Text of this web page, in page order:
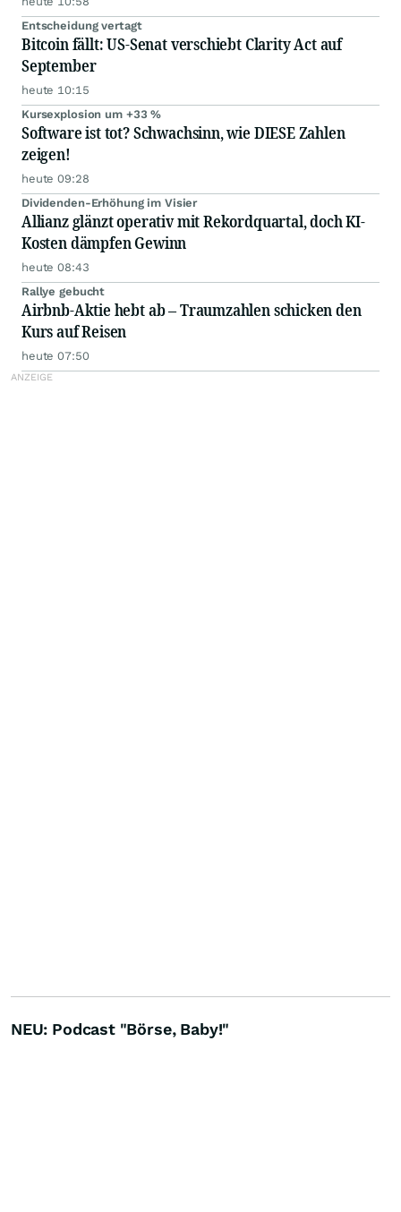
Entscheidung vertagt
Bitcoin fällt: US-Senat verschiebt Clarity Act auf
September
heute 10:15
Kursexplosion um +33 %
Software ist tot? Schwachsinn, wie DIESE Zahlen
zeigen!
heute 09:28
Dividenden-Erhöhung im Visier
Allianz glänzt operativ mit Rekordquartal, doch KI-
Kosten dämpfen Gewinn
heute 08:43
Rallye gebucht
Airbnb-Aktie hebt ab – Traumzahlen schicken den
Kurs auf Reisen
heute 07:50
NEU: Podcast "Börse, Baby!"